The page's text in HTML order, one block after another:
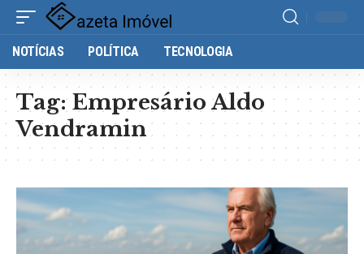
NOTÍCIAS POLÍTICA TECNOLOGIA
Tag:Empresário Aldo
Vendramin